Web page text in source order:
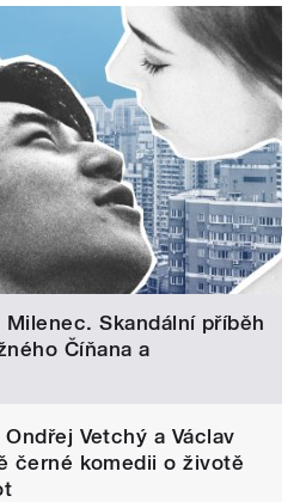
Skandální příběh
Číňana a
Vetchý a Václav
černé komedii o životě